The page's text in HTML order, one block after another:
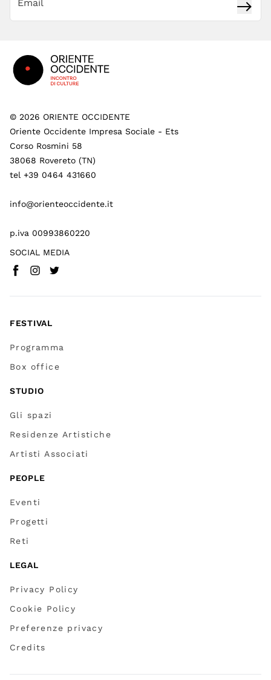
© 2026 ORIENTE OCCIDENTE
Oriente Occidente Impresa Sociale - Ets
Corso Rosmini 58
38068 Rovereto (TN)
tel +39 0464 431660
info@orienteoccidente.it
p.iva 00993860220
SOCIAL MEDIA
Facebook(
Instagram
Twitter
FESTIVAL
Programma
Box office
STUDIO
Gli spazi
Residenze Artistiche
Artisti Associati
PEOPLE
Eventi
Progetti
Reti
LEGAL
Privacy Policy
Cookie Policy
Preferenze privacy
Credits